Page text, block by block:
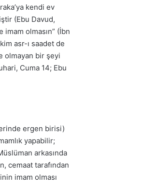
kendi ev
(Ebu Davud,
imam olmasın” (İbn
asr-ı saadet de
olmayan bir şeyi
Cuma 14; Ebu
ergen birisi)
yapabilir;
arkasında
cemaat tarafından
imam olması